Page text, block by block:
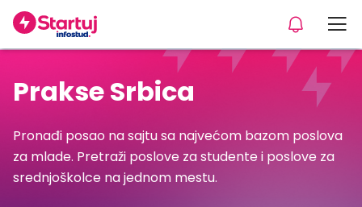
Prakse Srbica
Pronađi posao na sajtu sa najvećom bazom poslova
za mlade. Pretraži poslove za studente i poslove za
srednjoškolce na jednom mestu.